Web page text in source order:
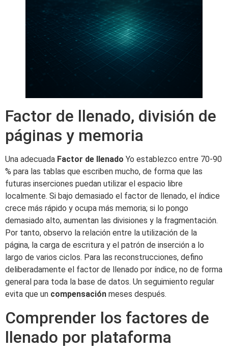
Factor de llenado, división de
páginas y memoria
Una adecuada Factor de llenado Yo establezco entre 70-90
% para las tablas que escriben mucho, de forma que las
futuras inserciones puedan utilizar el espacio libre
localmente. Si bajo demasiado el factor de llenado, el índice
crece más rápido y ocupa más memoria; si lo pongo
demasiado alto, aumentan las divisiones y la fragmentación.
Por tanto, observo la relación entre la utilización de la
página, la carga de escritura y el patrón de inserción a lo
largo de varios ciclos. Para las reconstrucciones, defino
deliberadamente el factor de llenado por índice, no de forma
general para toda la base de datos. Un seguimiento regular
evita que un compensación meses después.
Comprender los factores de
llenado por plataforma